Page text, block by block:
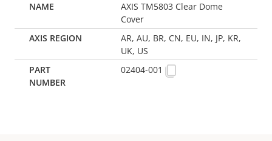
AXIS TM5803 Clear Dome
Cover
AR, AU, BR, CN, EU, IN, JP, KR,
UK, US
02404-001